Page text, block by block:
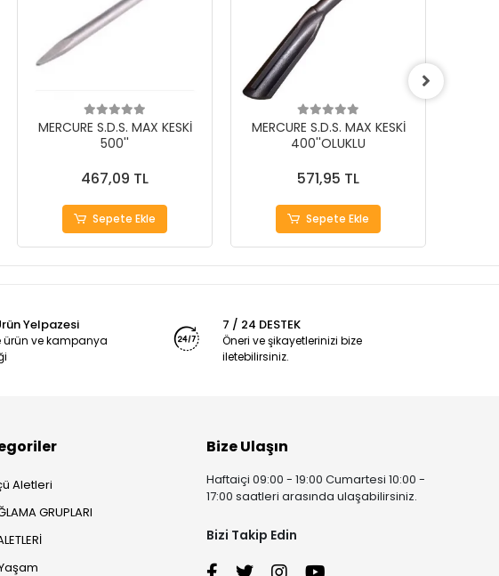
MERCURE S.D.S. MAX KESKİ
500''
467,09 TL
Sepete Ekle
MERCURE S.D.S. MAX KESKİ
400''OLUKLU
571,95 TL
Sepete Ekle
Yelpazesi
ürün ve kampanya
7 / 24 DESTEK
Öneri ve şikayetlerinizi bize
iletebilirsiniz.
Aletleri
GRUPLARI
Bize Ulaşın
Haftaiçi 09:00 - 19:00 Cumartesi 10:00 -
17:00 saatleri arasında ulaşabilirsiniz.
Bizi Takip Edin